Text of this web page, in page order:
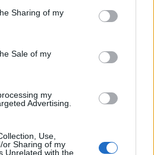
Sharing of my
Sale of my
my
Advertising.
Use,
or Sharing of my
Unrelated with the
επίσης